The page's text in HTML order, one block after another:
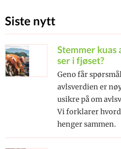
Siste nytt
Stemmer kuas
ser i fjøset?
Geno får
avlsverdien er
usikre på om
Vi forklarer
henger sammen.